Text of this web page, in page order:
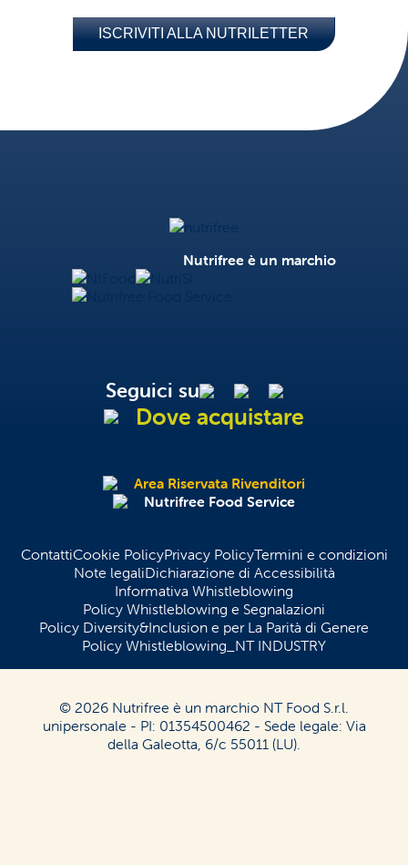
ISCRIVITI ALLA NUTRILETTER
Nutrifree è un marchio
NtFood
Seguici su
Dove acquistare
Area Riservata Rivenditori
Nutrifree Food Service
ContattiCookie PolicyPrivacy PolicyTermini e condizioni
Note legaliDichiarazione di Accessibilità
Informativa Whistleblowing
Policy Whistleblowing e Segnalazioni
Policy Diversity&Inclusion e per La Parità di Genere
Policy Whistleblowing_NT INDUSTRY
© 2026 Nutrifree è un marchio NT Food S.r.l.
unipersonale - PI: 01354500462 - Sede legale: Via
della Galeotta, 6/c 55011 (LU).